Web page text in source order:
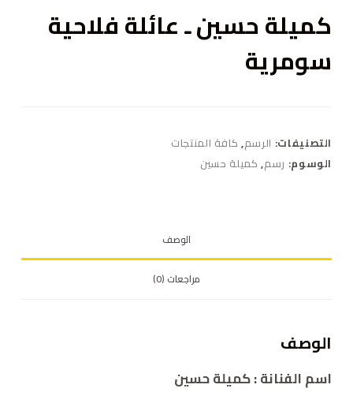
كميلة حسين ـ عائلة فلاحية
سومرية
التصنيفات: الرسم, كافة المنتجات
الوسوم: رسم, كميلة حسين
الوصف
مراجعات (0)
الوصف
اسم الفنانة : كميلة حسين